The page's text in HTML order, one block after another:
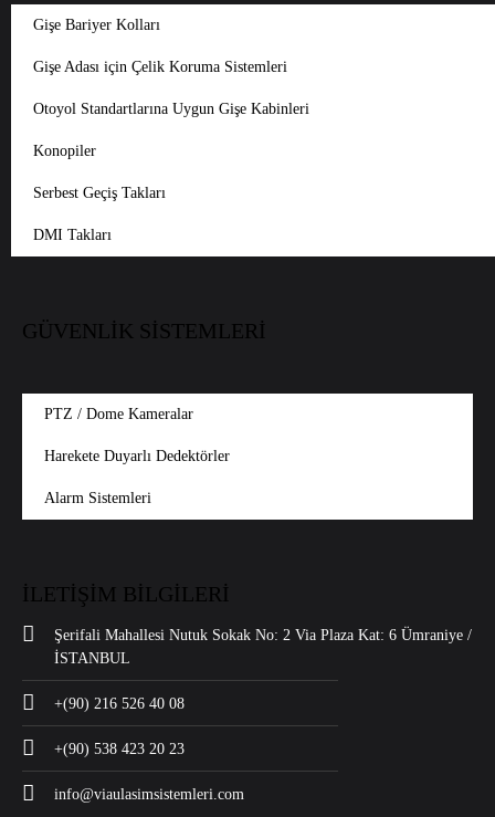
Gişe Bariyer Kolları
Gişe Adası için Çelik Koruma Sistemleri
Otoyol Standartlarına Uygun Gişe Kabinleri
Konopiler
Serbest Geçiş Takları
DMI Takları
GÜVENLİK SİSTEMLERİ
PTZ / Dome Kameralar
Harekete Duyarlı Dedektörler
Alarm Sistemleri
İLETİŞİM BİLGİLERİ
Şerifali Mahallesi Nutuk Sokak No: 2 Via Plaza Kat: 6 Ümraniye /
İSTANBUL
+(90) 216 526 40 08
+(90) 538 423 20 23
info@viaulasimsistemleri.com